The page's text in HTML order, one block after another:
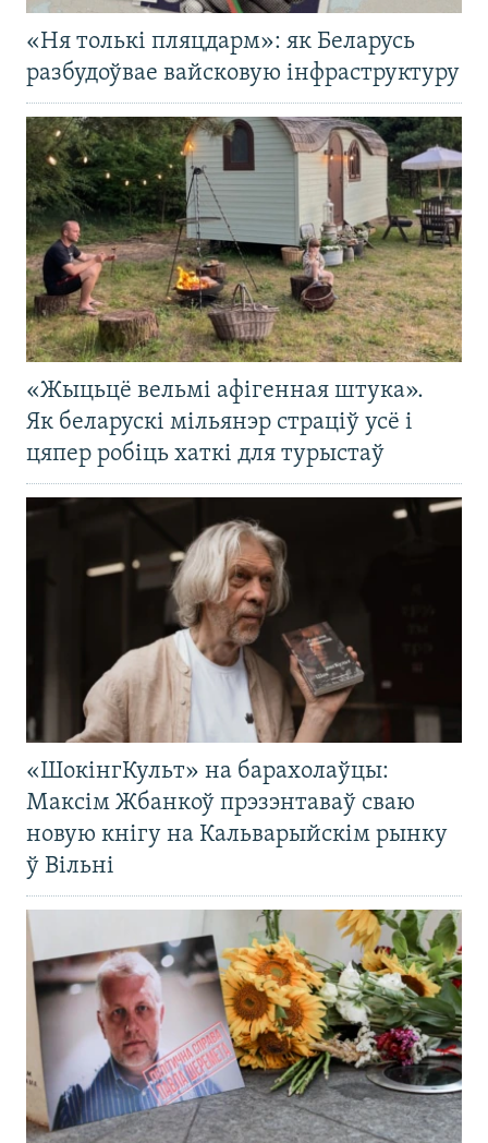
«Ня толькі пляцдарм»: як Беларусь
разбудоўвае вайсковую інфраструктуру
«Жыцьцё вельмі афігенная штука».
Як беларускі мільянэр страціў усё і
цяпер робіць хаткі для турыстаў
«ШокінгКульт» на барахолаўцы:
Максім Жбанкоў прэзэнтаваў сваю
новую кнігу на Кальварыйскім рынку
ў Вільні